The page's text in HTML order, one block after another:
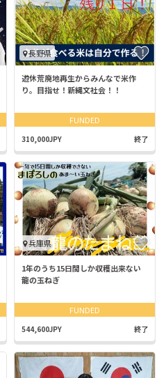
長野県
遊休荒廃地再生からみんなで米作
り。目指せ！新縄文社会！！
FUNDED
310,000JPY 終了
兵庫県
1年のうち15日間しか収穫出来ない
龍の玉ねぎ
FUNDED
544,600JPY 終了